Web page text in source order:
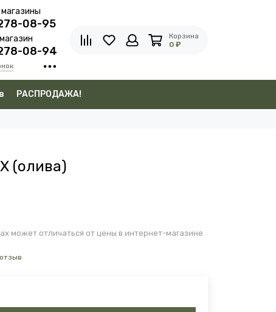
08-95
08-94
Корзина
0 ₽
РАСПРОДАЖА!
(олива)
может отличаться от цены в интернет-магазине